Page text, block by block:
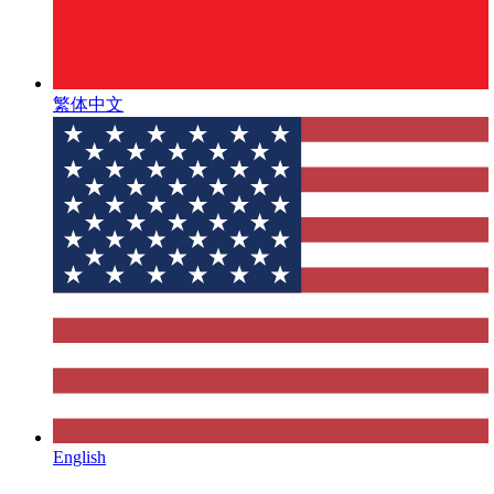
繁体中文
English